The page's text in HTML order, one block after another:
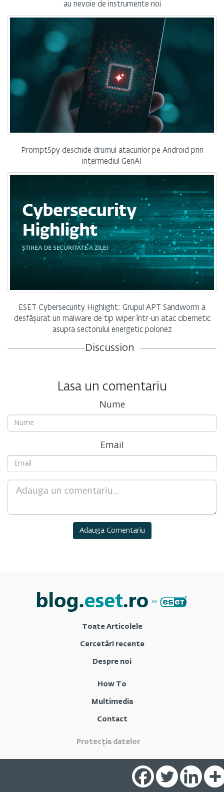
au nevoie de instrumente noi
PromptSpy deschide drumul atacurilor pe Android prin
intermediul GenAI
ESET Cybersecurity Highlight: Grupul APT Sandworm a
desfășurat un malware de tip wiper într-un atac cibernetic
asupra sectorului energetic polonez
Discussion
Lasa un comentariu
Nume
Email
Toate Articolele
Cercetări recente
Despre noi
How To
Multimedia
Contact
Protecția datelor